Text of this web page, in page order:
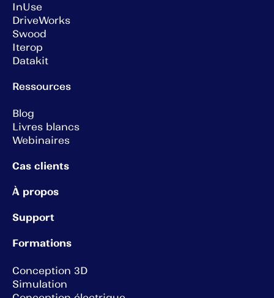
InUse
DriveWorks
Swood
Iterop
Datakit
Ressources
Blog
Livres blancs
Webinaires
Cas clients
À propos
Support
Formations
Conception 3D
Simulation